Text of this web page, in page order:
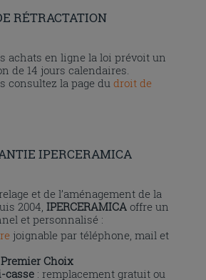
RÉTRACTATION
achats en ligne la loi prévoit un
de 14 jours calendaires.
consultez la page dudroit de
IPERCERAMICA
et de l’aménagement de la
2004,IPERCERAMICA offre un
et personnalisé :
joignable par téléphone, mail et
Premier Choix
casse : remplacement gratuit ou